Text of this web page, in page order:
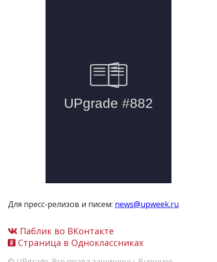
Для пресс-релизов и писем: news@upweek.ru
Паблик во ВКонтакте
Страница в Одноклассниках